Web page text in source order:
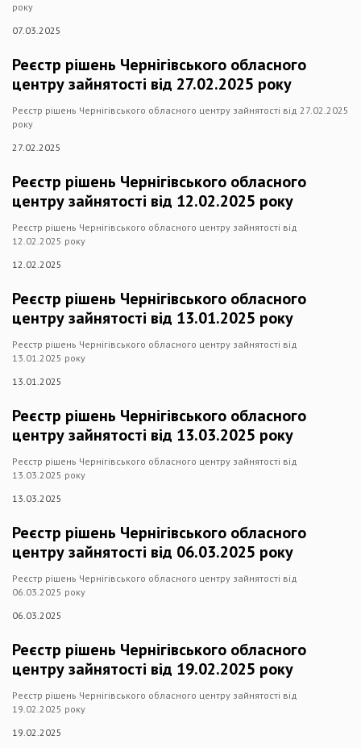
року
07.03.2025
Реєстр рішень Чернігівського обласного
центру зайнятості від 27.02.2025 року
Реєстр рішень Чернігівського обласного центру зайнятості від 27.02.2025
року
27.02.2025
Реєстр рішень Чернігівського обласного
центру зайнятості від 12.02.2025 року
Реєстр рішень Чернігівського обласного центру зайнятості від
12.02.2025 року
12.02.2025
Реєстр рішень Чернігівського обласного
центру зайнятості від 13.01.2025 року
Реєстр рішень Чернігівського обласного центру зайнятості від
13.01.2025 року
13.01.2025
Реєстр рішень Чернігівського обласного
центру зайнятості від 13.03.2025 року
Реєстр рішень Чернігівського обласного центру зайнятості від
13.03.2025 року
13.03.2025
Реєстр рішень Чернігівського обласного
центру зайнятості від 06.03.2025 року
Реєстр рішень Чернігівського обласного центру зайнятості від
06.03.2025 року
06.03.2025
Реєстр рішень Чернігівського обласного
центру зайнятості від 19.02.2025 року
Реєстр рішень Чернігівського обласного центру зайнятості від
19.02.2025 року
19.02.2025